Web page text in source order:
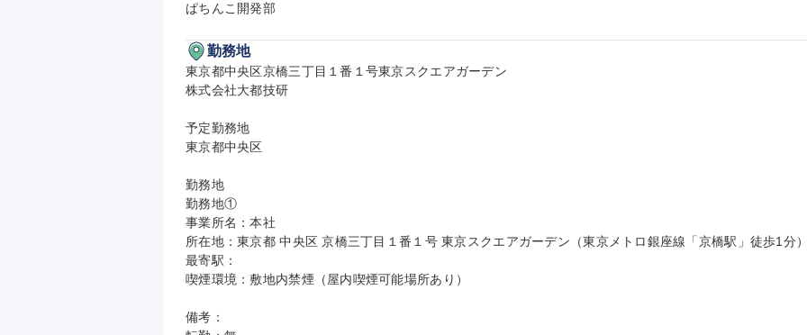
ぱちんこ開発部
勤務地
東京都中央区京橋三丁目１番１号東京スクエアガーデン
株式会社大都技研
予定勤務地
東京都中央区
勤務地
勤務地①
事業所名：本社
所在地：東京都 中央区 京橋三丁目１番１号 東京スクエアガーデン（東京メトロ銀座線「京橋駅」徒歩1分）
最寄駅：
喫煙環境：敷地内禁煙（屋内喫煙可能場所あり）
備考：